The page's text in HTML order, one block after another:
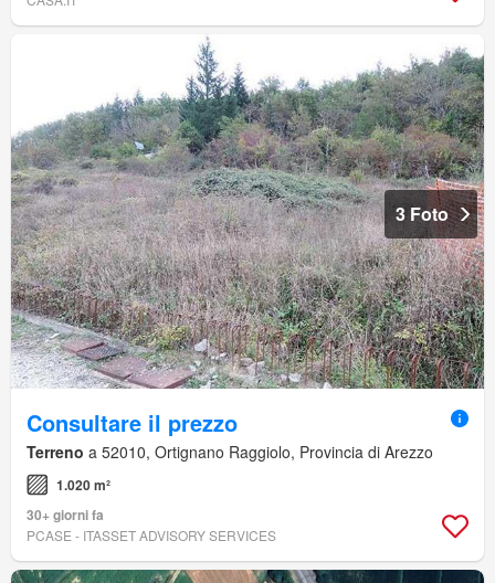
3 Foto
Consultare il prezzo
Terreno a 52010, Ortignano Raggiolo, Provincia di Arezzo
1.020 m²
30+ giorni fa
PCASE - ITASSET ADVISORY SERVICES